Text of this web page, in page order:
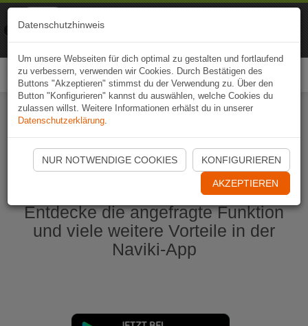
Naviki App jetzt öffnen
Entdecke die angefragte Funktion
und viele weitere Vorteile in der
Naviki-App
Datenschutzhinweis
Um unsere Webseiten für dich optimal zu gestalten und fortlaufend
zu verbessern, verwenden wir Cookies. Durch Bestätigen des
Buttons "Akzeptieren" stimmst du der Verwendung zu. Über den
Button "Konfigurieren" kannst du auswählen, welche Cookies du
zulassen willst. Weitere Informationen erhälst du in unserer
Datenschutzerklärung.
NUR NOTWENDIGE COOKIES KONFIGURIEREN
AKZEPTIEREN
Naviki